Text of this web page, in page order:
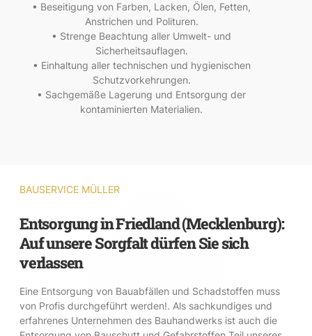
• Beseitigung von Farben, Lacken, Ölen, Fetten,
Anstrichen und Polituren.
• Strenge Beachtung aller Umwelt- und
Sicherheitsauflagen.
• Einhaltung aller technischen und hygienischen
Schutzvorkehrungen.
• Sachgemäße Lagerung und Entsorgung der
kontaminierten Materialien.
BAUSERVICE MÜLLER
Entsorgung in Friedland (Mecklenburg):
Auf unsere Sorgfalt dürfen Sie sich
verlassen
Eine Entsorgung von Bauabfällen und Schadstoffen muss
von Profis durchgeführt werden!. Als sachkundiges und
erfahrenes Unternehmen des Bauhandwerks ist auch die